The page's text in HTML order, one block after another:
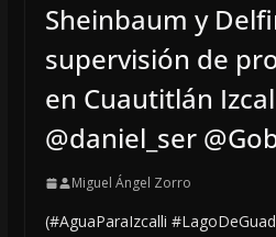
Sheinbaum y
supervisión de
en Cuautitlán
@daniel_ser
Miguel Ángel Zorro
(#AguaParaIzcalli